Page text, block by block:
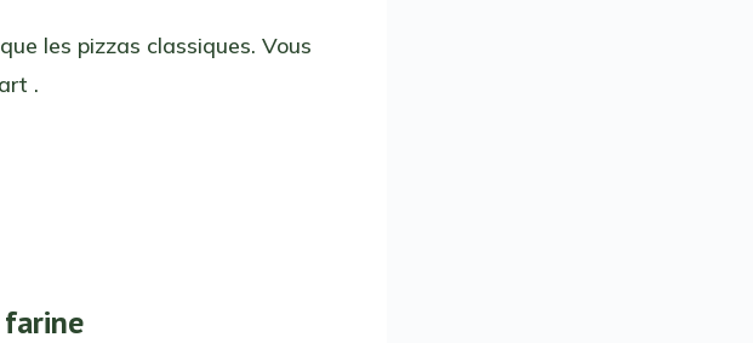
les pizzas classiques. Vous
.
farine